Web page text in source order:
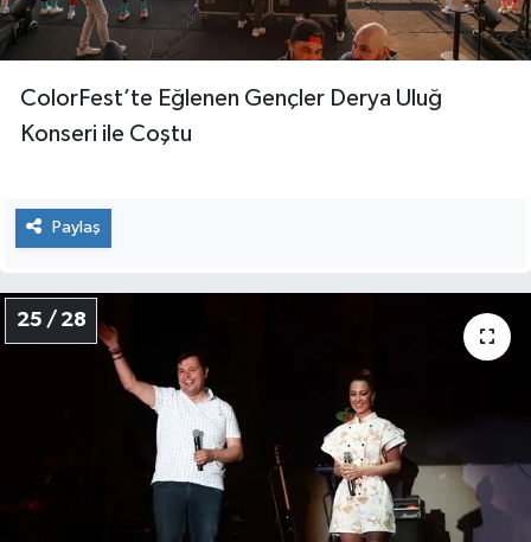
ColorFest’te Eğlenen Gençler Derya Uluğ
Konseri ile Coştu
Paylaş
25 / 28